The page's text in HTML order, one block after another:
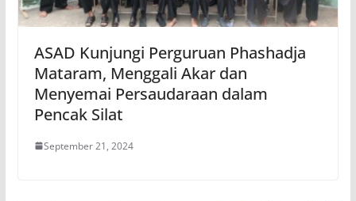
ASAD Kunjungi Perguruan Phashadja
Mataram, Menggali Akar dan
Menyemai Persaudaraan dalam
Pencak Silat
September 21, 2024